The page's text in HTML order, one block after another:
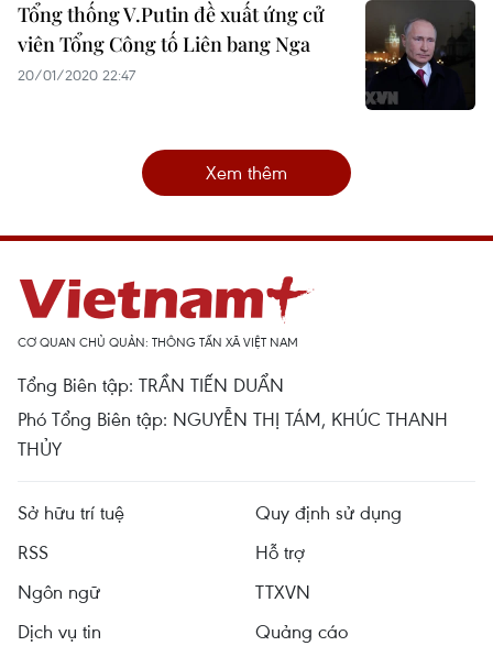
Tổng thống V.Putin đề xuất ứng cử
viên Tổng Công tố Liên bang Nga
20/01/2020 22:47
Xem thêm
CƠ QUAN CHỦ QUẢN: THÔNG TẤN XÃ VIỆT NAM
Tổng Biên tập: TRẦN TIẾN DUẨN
Phó Tổng Biên tập: NGUYỄN THỊ TÁM, KHÚC THANH
THỦY
Sở hữu trí tuệ
Quy định sử dụng
RSS
Hỗ trợ
Ngôn ngữ
TTXVN
Dịch vụ tin
Quảng cáo